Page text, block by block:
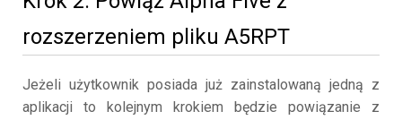
rozszerzeniem pliku A5RPT
Jeżeli użytkownik posiada już zainstalowaną jedną z
aplikacji to kolejnym krokiem będzie powiązanie z